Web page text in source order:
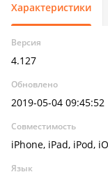
Характеристики
Версия
4.127
Обновлено
2019-05-04 09:45:52
Совместимость
iPhone, iPad, iPod,
Язык